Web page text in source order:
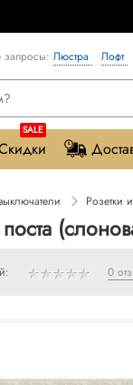
запросы: Люстра Лофт
SALE
Розетки
0